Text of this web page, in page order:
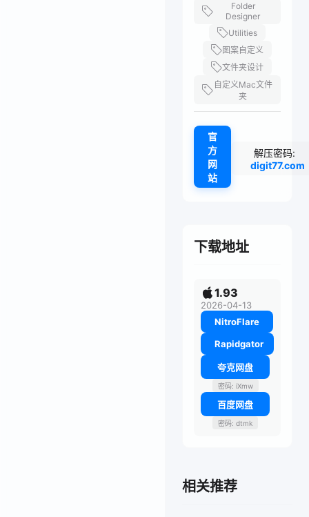
Folder
Designer
Utilities
图案自定义
文件夹设计
自定义Mac文件
夹
官
方
网
站
解压密码:
digit77.com
下载地址
1.93
2026-04-13
NitroFlare
Rapidgator
夸克网盘
密码: iXmw
百度网盘
密码: dtmk
相关推荐